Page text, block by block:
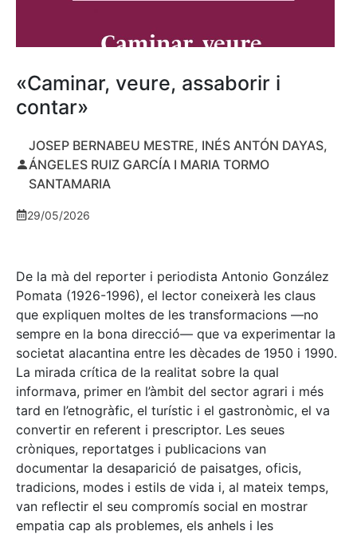
«Caminar, veure, assaborir i
contar»
JOSEP BERNABEU MESTRE, INÉS ANTÓN DAYAS,
ÁNGELES RUIZ GARCÍA I MARIA TORMO
SANTAMARIA
29/05/2026
De la mà del reporter i periodista Antonio González
Pomata (1926-1996), el lector coneixerà les claus
que expliquen moltes de les transformacions —no
sempre en la bona direcció— que va experimentar la
societat alacantina entre les dècades de 1950 i 1990.
La mirada crítica de la realitat sobre la qual
informava, primer en l’àmbit del sector agrari i més
tard en l’etnogràfic, el turístic i el gastronòmic, el va
convertir en referent i prescriptor. Les seues
cròniques, reportatges i publicacions van
documentar la desaparició de paisatges, oficis,
tradicions, modes i estils de vida i, al mateix temps,
van reflectir el seu compromís social en mostrar
empatia cap als problemes, els anhels i les